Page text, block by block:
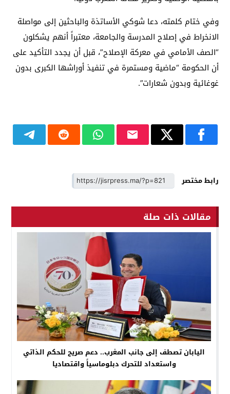
وفي ختام كلمته، دعا شوكي الأساتذة والباحثين إلى مواصلة
الانخراط في إصلاح المدرسة والجامعة، معتبراً أنهم يشكلون
“الصف الأمامي في معركة الإصلاح”، قبل أن يجدد التأكيد على
أن الحكومة “ماضية ومستمرة في تنفيذ أوراشها الكبرى بدون
غوغائية وبدون شعارات”.
رابط مختصر
مقالات ذات صلة
اليابان تصطف إلى جانب المغرب.. دعم صريح للحكم الذاتي
واستعداد للتحرك دبلوماسياً واقتصاديا